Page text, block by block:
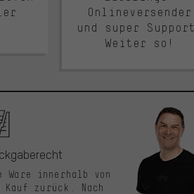
Onlineversender
und super
Weiter so!
Ware innerhalb von
Kauf zurück. Nach